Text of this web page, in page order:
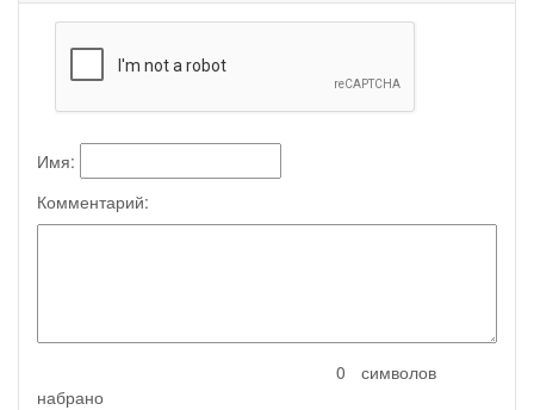
Имя:
Комментарий:
символов
набрано